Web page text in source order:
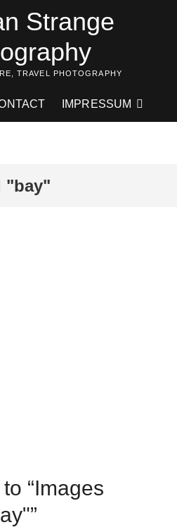
Strange
TRAVEL PHOTOGRAPHY
IMPRESSUM
"bay"
“Images